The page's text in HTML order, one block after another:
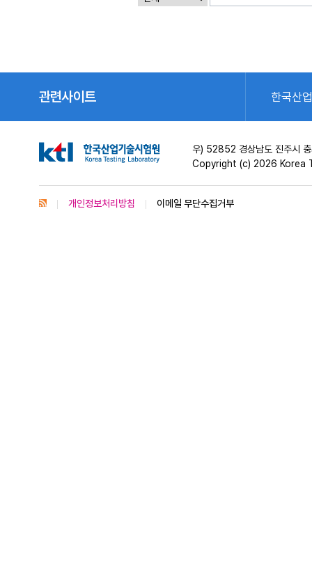
관련사이트 한국산
우) 52852 경상남도 진주시 충
Copyright (c) 2026 Korea
개인정보처리방침 이메일 무단수집거부